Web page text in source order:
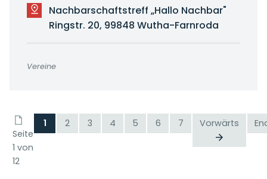
Nachbarschaftstreff „Hallo Nachbar"
Ringstr. 20, 99848 Wutha-Farnroda
Vereine
Seite
1 von
12
1 2 3 4 5 6 7 Vorwärts